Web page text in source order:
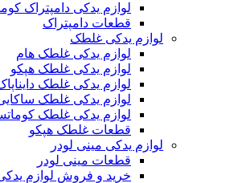
لوازم یدکی دامپتراک کوماتسو
قطعات دامپتراک
لوازم یدکی غلطک
لوازم یدکی غلطک هام
لوازم یدکی غلطک هپکو
لوازم یدکی غلطک دایناپاک
لوازم یدکی غلطک ساکایی
لوازم یدکی غلطک کوماتسو
قطعات غلطک هپکو
لوازم یدکی مینی لودر
قطعات مینی لودر
خرید و فروش لوازم یدکی مینی